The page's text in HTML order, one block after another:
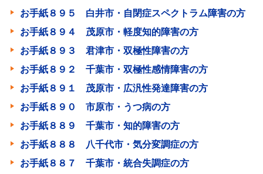
お手紙８９５ 白井市・自閉症スペクトラム障害の方
お手紙８９４ 茂原市・軽度知的障害の方
お手紙８９３ 君津市・双極性障害の方
お手紙８９２ 千葉市・双極性感情障害の方
お手紙８９１ 茂原市・広汎性発達障害の方
お手紙８９０ 市原市・うつ病の方
お手紙８８９ 千葉市・知的障害の方
お手紙８８８ 八千代市・気分変調症の方
お手紙８８７ 千葉市・統合失調症の方